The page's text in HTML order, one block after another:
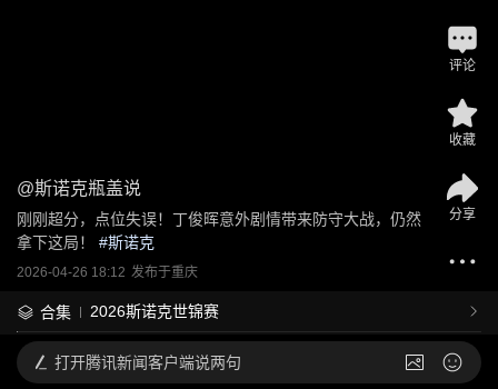
@斯诺克瓶盖说
刚刚超分，点位失误！丁俊晖意外剧情带来防守大战，仍然
拿下这局！
#斯诺克
2026-04-26 18:12 发布于重庆
合集 2026斯诺克世锦赛
评论
收藏
分享
打开腾讯新闻客户端说两句